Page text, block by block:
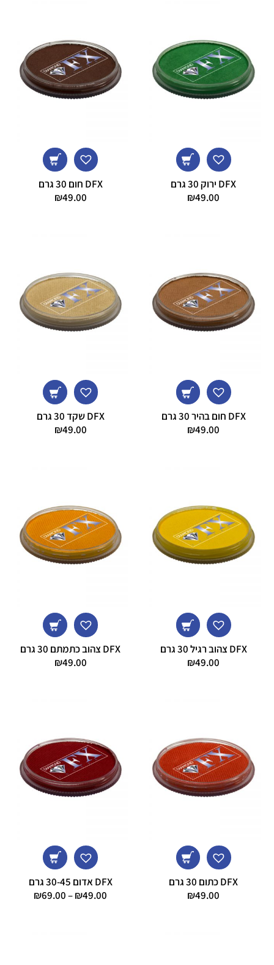
DFX ירוק 30 גרם
₪49.00
DFX חום 30 גרם
₪49.00
DFX חום בהיר 30 גרם
₪49.00
DFX שקד 30 גרם
₪49.00
DFX צהוב רגיל 30 גרם
₪49.00
DFX צהוב כתמתם 30 גרם
₪49.00
DFX כתום 30 גרם
₪49.00
DFX אדום 30-45 גרם
₪49.00
–
₪69.00 טווח